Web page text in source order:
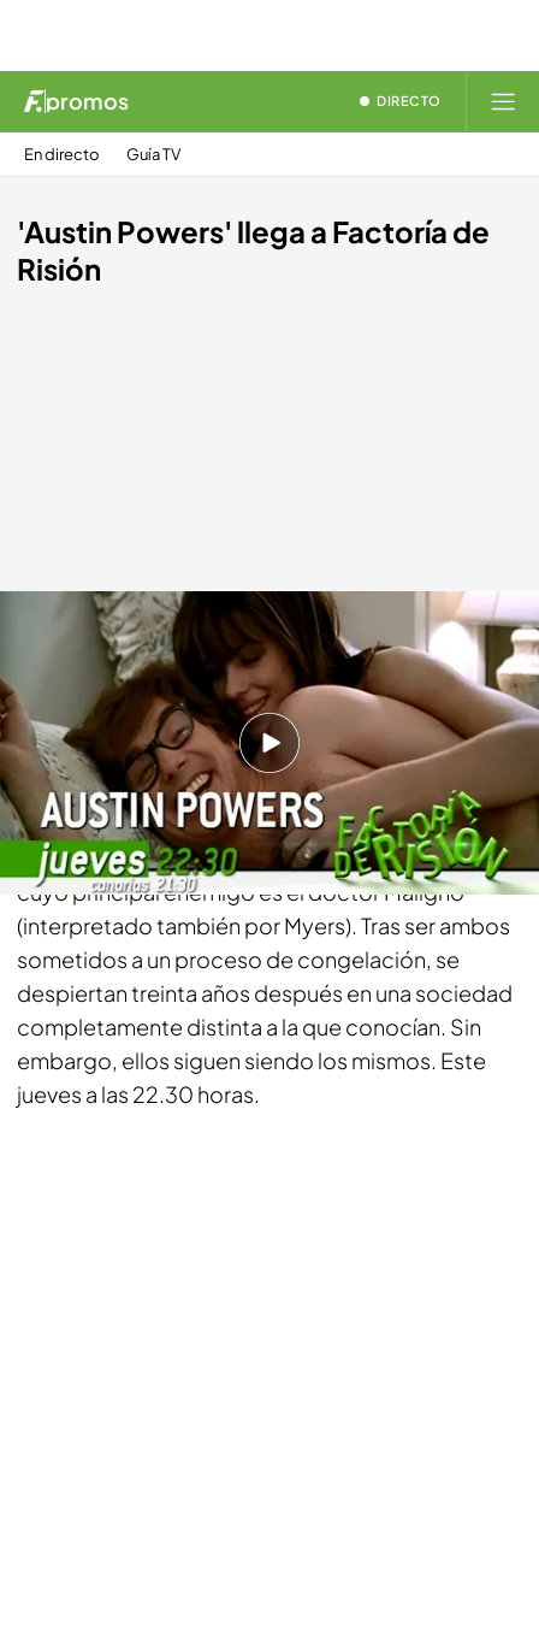
promos DIRECTO
En directo Guía TV
'Austin Powers' llega a Factoría de
Risión
telecinco.es
10 DIC 2014 - 17:00h.
Compartir
Primera aventura de Austin Powers (Mike Myers),
un peculiar y atractivo espía de los años sesenta,
cuyo principal enemigo es el doctor Maligno
(interpretado también por Myers). Tras ser ambos
sometidos a un proceso de congelación, se
despiertan treinta años después en una sociedad
completamente distinta a la que conocían. Sin
embargo, ellos siguen siendo los mismos. Este
jueves a las 22.30 horas.